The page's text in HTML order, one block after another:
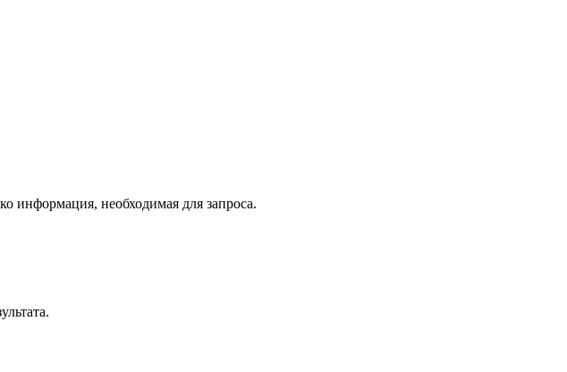
информация, необходимая для запроса.